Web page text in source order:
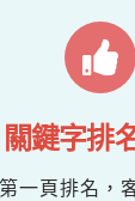
關鍵字排
一頁排名，